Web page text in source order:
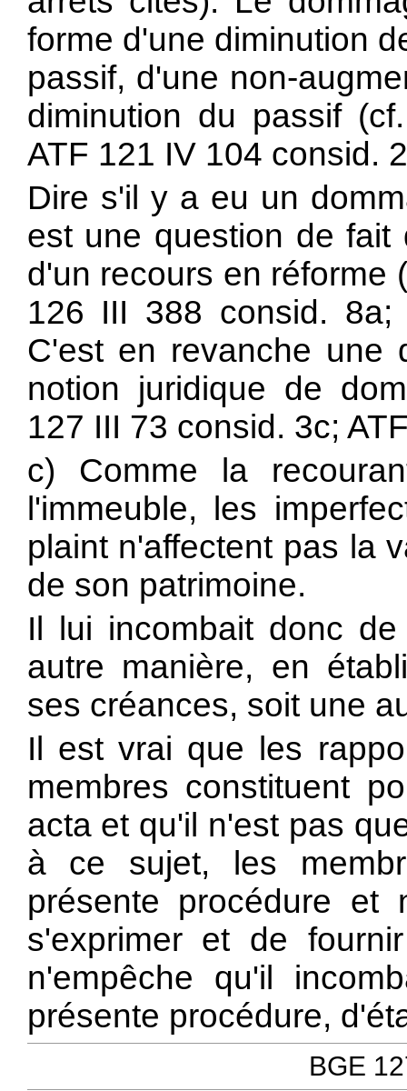
forme d'une diminution
passif, d'une non-
diminution du passif
ATF 121 IV 104 consid.
Dire s'il y a eu un
est une question de fait
d'un recours en réforme
126 III 388 consid.
C'est en revanche une
notion juridique de
127 III 73 consid. 3c;
c) Comme la
l'immeuble, les
plaint n'affectent pas la
de son patrimoine.
Il lui incombait donc
autre manière, en
ses créances, soit une
Il est vrai que les
membres constituent
acta et qu'il n'est pas
à ce sujet, les
présente procédure et
s'exprimer et de
n'empêche qu'il
présente procédure,
BGE